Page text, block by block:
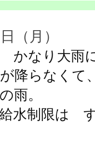
（月）
かなり大雨
降らなくて
雨。
給水制限は